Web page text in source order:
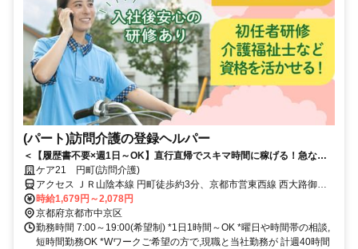
(パート)訪問介護の登録ヘルパー
＜【履歴書不要×週1日～OK】直行直帰でスキマ時間に稼げる！急なキ
ャンセルも手当有！定年無し！＞★履歴書の準備不要★未経験者OK！働
きやすいシフト制！急なキャンセルが発生した場合でも手当で給与を補
償！
ケア21 円町(訪問介護)
アクセス ＪＲ山陰本線 円町徒歩約3分、京都市営東西線 西大路御池2
番口徒歩約11分、嵐電北野線 北野白梅町徒歩約13分 JR嵯峨野線「円
町」駅から徒歩約3分
時給1,679円～2,078円
京都府京都市中京区
勤務時間 7:00～19:00(希望制) *1日1時間～OK *曜日や時間帯の相談,
短時間勤務OK *Wワークご希望の方で,現職と当社勤務が 計週40時間